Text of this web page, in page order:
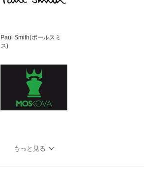
Paul Smith(ポールスミ
ス)
もっと見る